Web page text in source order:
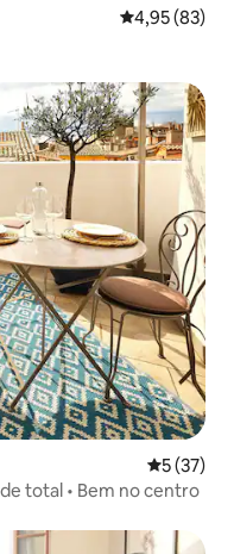
4,95 de uma
4,95 (83)
5 de uma
5 (37)
total • Bem no centro